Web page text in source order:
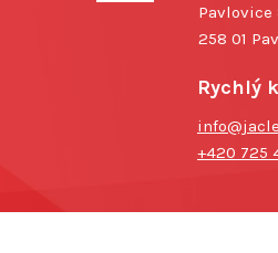
Pavlovice
258 01
Rychlý
+420 725